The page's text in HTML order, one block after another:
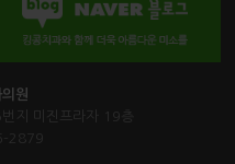
원
지 미진프라자 19층
2879